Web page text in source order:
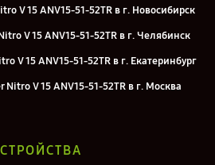
V 15 ANV15-51-52TR в г. Новосибирск
V 15 ANV15-51-52TR в г. Челябинск
V 15 ANV15-51-52TR в г. Екатеринбург
Nitro V 15 ANV15-51-52TR в г. Москва